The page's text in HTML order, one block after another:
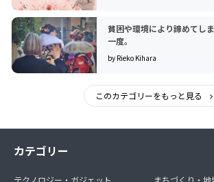
貧困や環境により諦めてし
一度。
by Rieko Kihara
このカテゴリーをもっと見る
カテゴリー